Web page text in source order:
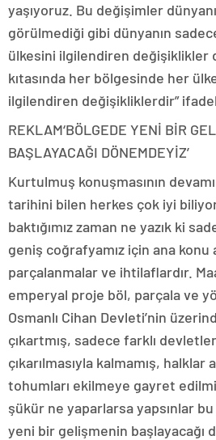
yaşıyoruz. Bu değişimler
görülmediği gibi dünyanın
ülkesini ilgilendiren değişiklikler
kıtasında her bölgesinde her
ilgilendiren değişikliklerdir”
REKLAM‘BÖLGEDE YENİ BİR
BAŞLAYACAĞI DÖNEMDEYİZ’
Kurtulmuş konuşmasının
tarihini bilen herkes çok iyi biliyor
baktığımız zaman ne yazık ki
geniş coğrafyamız için ana konu
parçalanmalar ve ihtilaflardır.
emperyal proje böl, parçala ve
Osmanlı Cihan Devleti’nin
çıkartmış, sadece farklı
çıkarılmasıyla kalmamış, halklar
tohumları ekilmeye gayret
şükür ne yaparlarsa yapsınlar
yeni bir gelişmenin başlayacağı